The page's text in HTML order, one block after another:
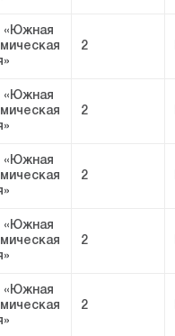
«Южная
2
«Южная
2
«Южная
2
«Южная
2
«Южная
2